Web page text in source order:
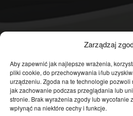
Zarządzaj
Aby zapewnić jak najlepsze wrażenia,
pliki cookie, do przechowywania i/lub
urządzeniu. Zgoda na te technologie pozwoli
jak zachowanie podczas przeglądania lub
stronie. Brak wyrażenia zgody lub wycofanie
wpłynąć na niektóre cechy i funkcje.
Temat dnia
Publicystyka
Polityka
Polska